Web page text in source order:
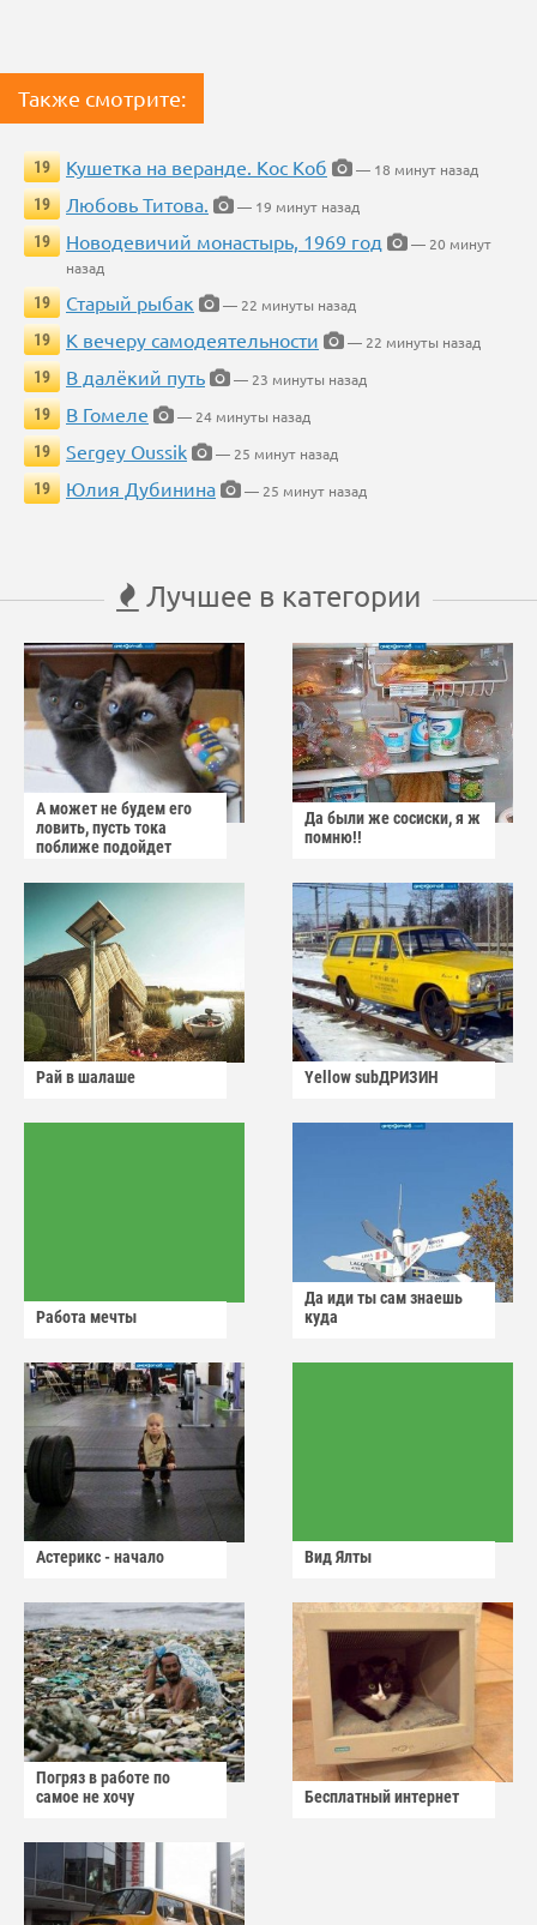
Также смотрите:
19 Кушетка на веранде. Кос Коб
— 18 минут назад
19
Любовь Титова.
— 19 минут назад
19
Новодевичий монастырь, 1969 год
— 20 минут
назад
19
Старый рыбак
— 22 минуты назад
19
К вечеру самодеятельности
— 22 минуты назад
19
В далёкий путь
— 23 минуты назад
19
В Гомеле
— 24 минуты назад
19
Sergey Oussik
— 25 минут назад
19
Юлия Дубинина — 25 минут назад
Лучшее в категории
А может не будем его
ловить, пусть тока
поближе подойдет
Да были же сосиски, я ж
помню!!
Рай в шалаше Yellow subДРИЗИН
Работа мечты
Да иди ты сам знаешь
куда
Астерикс - начало Вид Ялты
Погряз в работе по
самое не хочу
Бесплатный интернет